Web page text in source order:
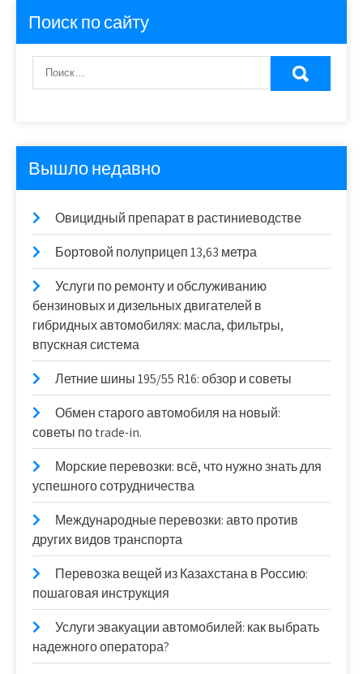
Поиск по сайту
Вышло недавно
Овицидный препарат в растиниеводстве
Бортовой полуприцеп 13,63 метра
Услуги по ремонту и обслуживанию
бензиновых и дизельных двигателей в
гибридных автомобилях: масла, фильтры,
впускная система
Летние шины 195/55 R16: обзор и советы
Обмен старого автомобиля на новый:
советы по trade-in.
Морские перевозки: всё, что нужно знать для
успешного сотрудничества
Международные перевозки: авто против
других видов транспорта
Перевозка вещей из Казахстана в Россию:
пошаговая инструкция
Услуги эвакуации автомобилей: как выбрать
надежного оператора?